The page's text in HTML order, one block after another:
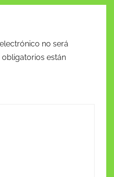
no será
están